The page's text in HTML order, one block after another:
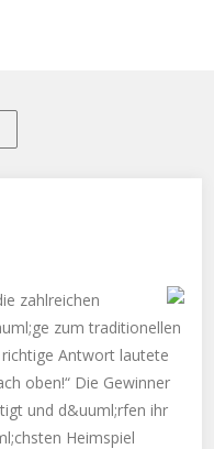
zahlreichen
zum traditionellen
Antwort lautete
oben!“ Die Gewinner
und d&uuml;rfen ihr
Heimspiel